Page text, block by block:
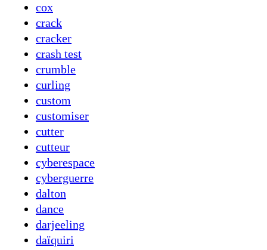
cox
crack
cracker
crash test
crumble
curling
custom
customiser
cutter
cutteur
cyberespace
cyberguerre
dalton
dance
darjeeling
daïquiri